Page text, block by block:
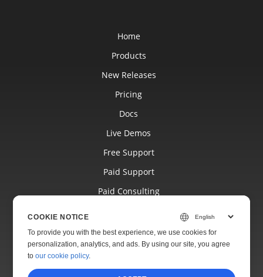
Home
Products
New Releases
Pricing
Docs
Live Demos
Free Support
Paid Support
Paid Consulting
Websites
About
COOKIE NOTICE
To provide you with the best experience, we use cookies for
personalization, analytics, and ads. By using our site, you agree
toour cookie policy.